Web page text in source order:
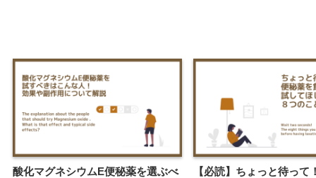
酸化マグネシウムE便秘薬を選ぶべ
【必読】ちょっと待って